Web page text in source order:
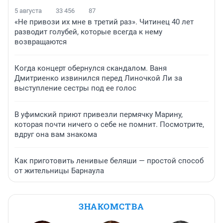
5 августа 33 456 87
«Не привози их мне в третий раз». Читинец 40 лет
разводит голубей, которые всегда к нему
возвращаются
Когда концерт обернулся скандалом. Ваня
Дмитриенко извинился перед Линочкой Ли за
выступление сестры под ее голос
В уфимский приют привезли пермячку Марину,
которая почти ничего о себе не помнит. Посмотрите,
вдруг она вам знакома
Как приготовить ленивые беляши — простой способ
от жительницы Барнаула
ЗНАКОМСТВА